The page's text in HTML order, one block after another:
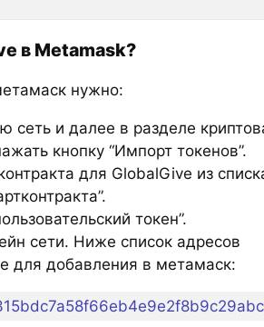
в Metamask?
нужно:
сеть и далее в разделе
кнопку “Импорт токенов”.
для GlobalGive из
токен”.
сети. Ниже список адресов
для добавления в метамаск: